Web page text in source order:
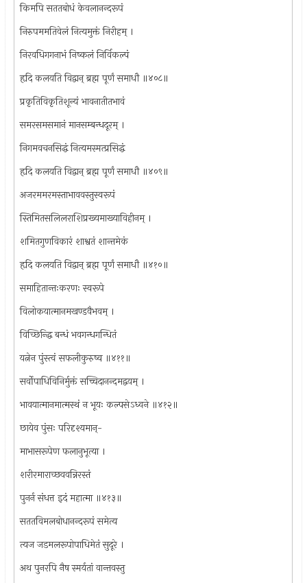
किमपि सततबोधं केवलानन्दरूपं
निरुपममतिवेलं नित्यमुक्तं निरीहम् ।
निरवधिगगनाभं निष्कलं निर्विकल्पं
हृदि कलयति विद्वान् ब्रह्म पूर्णं समाधौ ॥४०८॥
प्रकृतिविकृतिशून्यं भावनातीतभावं
समरसमसमानं मानसम्बन्धदूरम् ।
निगमवचनसिद्धं नित्यमस्मत्प्रसिद्धं
हृदि कलयति विद्वान् ब्रह्म पूर्णं समाधौ ॥४०९॥
अजरममरमस्ताभाववस्तुस्वरूपं
स्तिमितसलिलराशिप्रख्यमाख्याविहीनम् ।
शमितगुणविकारं शाश्वतं शान्तमेकं
हृदि कलयति विद्वान् ब्रह्म पूर्णं समाधौ ॥४१०॥
समाहितान्तःकरणः स्वरूपे
विलोकयात्मानमखण्डवैभवम् ।
विच्छिन्द्धि बन्धं भवगन्धगन्धितं
यत्नेन पुंस्त्वं सफलीकुरुष्व ॥४११॥
सर्वोपाधिविनिर्मुक्तं सच्चिदानन्दमद्वयम् ।
भावयात्मानमात्मस्थं न भूयः कल्पसेऽध्वने ॥४१२॥
छायेव पुंसः परिदृश्यमान्-
माभासरूपेण फलानुभूत्या ।
शरीरमाराच्छववन्निरस्तं
पुनर्न संधत्त इदं महात्मा ॥४१३॥
सततविमलबोधानन्दरूपं समेत्य
त्यज जडमलरूपोपाधिमेतं सुदूरे ।
अथ पुनरपि नैष स्मर्यतां वान्तवस्तु